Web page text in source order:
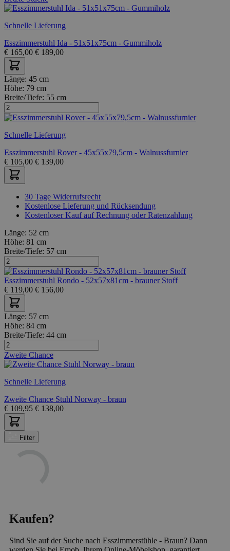
Schnelle Lieferung
Esszimmerstuhl Ida - 51x51x75cm - Gummiholz
€ 165,00 € 189,00
Länge: 45 cm
Höhe: 79 cm
Breite/Tiefe: 55 cm
Schnelle Lieferung
Esszimmerstuhl Rover - 45x55x79,5cm - Walnussfurnier
€ 105,00 € 139,00
30 Tage Widerrufsrecht
Kostenlose Lieferung und Rücksendung
Kostenloser Kauf auf Rechnung oder Ratenzahlung
Länge: 52 cm
Höhe: 81 cm
Breite/Tiefe: 57 cm
Esszimmerstuhl Rondo - 52x57x81cm - brauner Stoff
€ 119,00 € 156,00
Länge: 57 cm
Höhe: 84 cm
Breite/Tiefe: 44 cm
Zweite Chance
Schnelle Lieferung
Zweite Chance Stuhl Norway - braun
€ 109,95 € 138,00
Filter
Kaufen?
Sind Sie auf der Suche nach Esszimmerstühle - Braun? Dann